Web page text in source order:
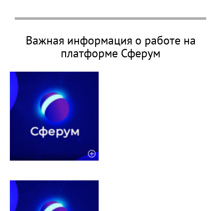
Важная информация о работе на
платформе Сферум